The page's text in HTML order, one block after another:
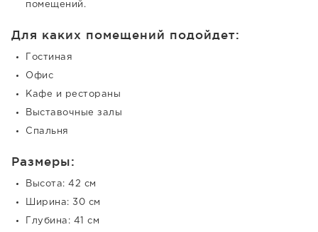
помещений.
Для каких помещений подойдет:
Гостиная
Офис
Кафе и рестораны
Выставочные залы
Спальня
Размеры:
Высота: 42 см
Ширина: 30 см
Глубина: 41 см